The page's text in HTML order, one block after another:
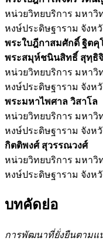
หน่วยวิทยบริการ มหาวิ
หงษ์ประดิษฐาราม จังห
พระใบฎีกาสมศักดิ์ ฐิต
พระสมุห์ชนินสิทธิ์ สุทฺธิ
หน่วยวิทยบริการ มหาวิ
หงษ์ประดิษฐาราม จังห
พระมหาไพศาล วิสาโล
หน่วยวิทยบริการ มหาวิ
หงษ์ประดิษฐาราม จังห
กิตติพงศ์ สุวรรณวงศ์
หน่วยวิทยบริการ มหาวิ
หงษ์ประดิษฐาราม จังห
บทคัดย่อ
การพัฒนาที่ยั่งยืนตามแ